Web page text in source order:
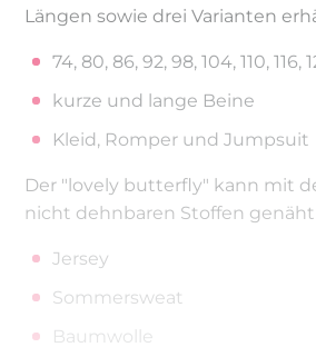
Längen sowie drei Varianten
74, 80, 86, 92, 98, 104, 110, 116,
kurze und lange Beine
Kleid, Romper und Jumpsuit
Der "lovely butterfly" kann mit
nicht dehnbaren Stoffen
Jersey
Sommersweat
Baumwolle